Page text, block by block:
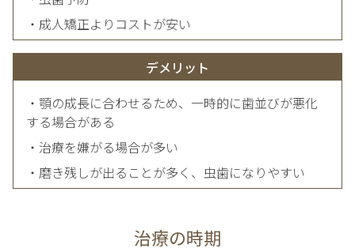
・成人矯正よりコストが安い
デメリット
・顎の成長に合わせるため、一時的に歯並びが悪化
する場合がある
・治療を嫌がる場合が多い
・磨き残しが出ることが多く、虫歯になりやすい
治療の時期